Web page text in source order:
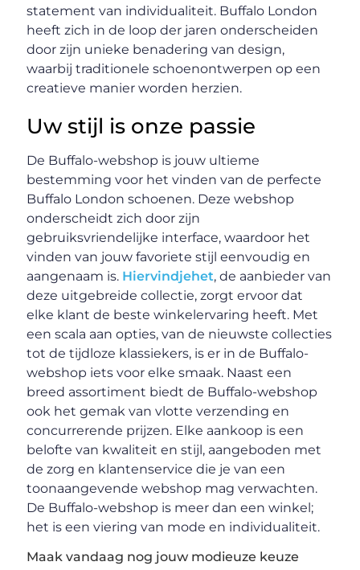
statement van individualiteit. Buffalo London
heeft zich in de loop der jaren onderscheiden
door zijn unieke benadering van design,
waarbij traditionele schoenontwerpen op een
creatieve manier worden herzien.
Uw stijl is onze passie
De Buffalo-webshop is jouw ultieme
bestemming voor het vinden van de perfecte
Buffalo London schoenen. Deze webshop
onderscheidt zich door zijn
gebruiksvriendelijke interface, waardoor het
vinden van jouw favoriete stijl eenvoudig en
aangenaam is. Hiervindjehet, de aanbieder van
deze uitgebreide collectie, zorgt ervoor dat
elke klant de beste winkelervaring heeft. Met
een scala aan opties, van de nieuwste collecties
tot de tijdloze klassiekers, is er in de Buffalo-
webshop iets voor elke smaak. Naast een
breed assortiment biedt de Buffalo-webshop
ook het gemak van vlotte verzending en
concurrerende prijzen. Elke aankoop is een
belofte van kwaliteit en stijl, aangeboden met
de zorg en klantenservice die je van een
toonaangevende webshop mag verwachten.
De Buffalo-webshop is meer dan een winkel;
het is een viering van mode en individualiteit.
Maak vandaag nog jouw modieuze keuze